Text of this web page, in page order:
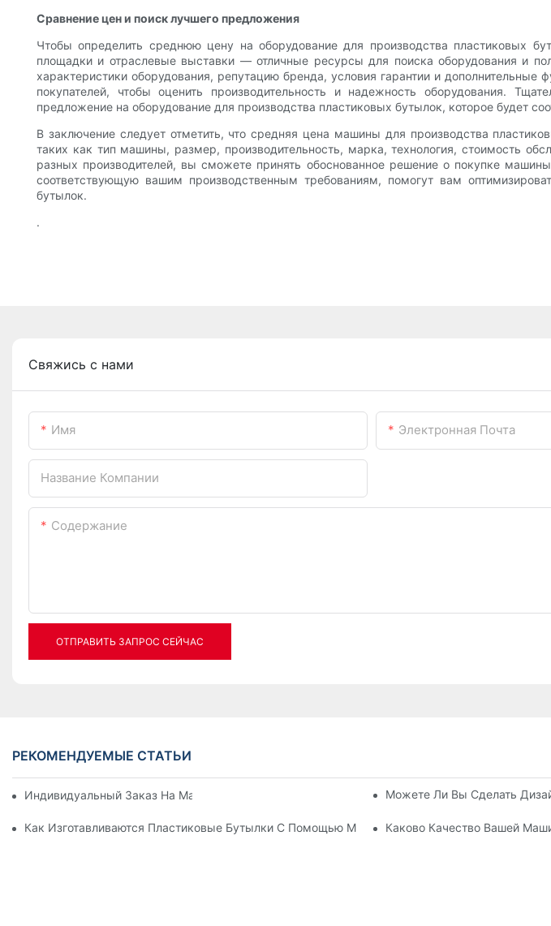
Сравнение цен и поиск лучшего предложения
Чтобы определить среднюю цену на оборудование для производства пластиковых
площадки и отраслевые выставки — отличные ресурсы для поиска оборудования и
характеристики оборудования, репутацию бренда, условия гарантии и
покупателей, чтобы оценить производительность и надежность оборудования.
предложение на оборудование для производства пластиковых бутылок, которое будет
В заключение следует отметить, что средняя цена машины для производства
таких как тип машины, размер, производительность, марка, технология, стоимость
разных производителей, вы сможете принять обоснованное решение о покупке
соответствующую вашим производственным требованиям, помогут вам
бутылок.
.
Свяжись с нами
Имя Электронная Почта
Название Компании
Содержание
ОТПРАВИТЬ ЗАПРОС СЕЙЧАС
РЕКОМЕНДУЕМЫЕ СТАТЬИ
Индивидуальный Заказ На Машину Для Выдува ПЭТ-Бутылок Можете Ли Вы Сделать
Как Изготавливаются Пластиковые Бутылки С Помощью Машины Для Выдувания ПЭТ-
Каково Качество Вашей